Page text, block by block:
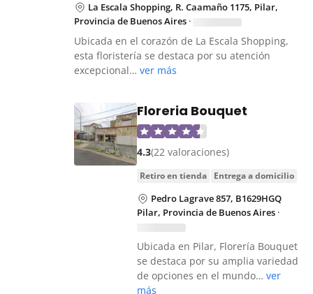
La Escala Shopping, R. Caamaño 1175, Pilar,
Provincia de Buenos Aires ·
Ubicada en el corazón de La Escala Shopping,
esta floristería se destaca por su atención
excepcional… ver más
Floreria Bouquet
4.3(22 valoraciones)
retiro en tienda entrega a domicilio
Pedro Lagrave 857, B1629HGQ
Pilar, Provincia de Buenos Aires ·
Ubicada en Pilar, Florería Bouquet
se destaca por su amplia variedad
de opciones en el mundo… ver
más